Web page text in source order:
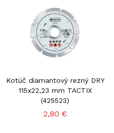
Kotúč diamantový rezný DRY
115x22,23 mm TACTIX
(425523)
2,80 €